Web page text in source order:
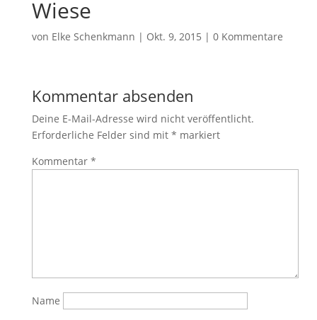
Wiese
von Elke Schenkmann | Okt. 9, 2015 | 0 Kommentare
Kommentar absenden
Deine E-Mail-Adresse wird nicht veröffentlicht.
Erforderliche Felder sind mit * markiert
Kommentar *
Name